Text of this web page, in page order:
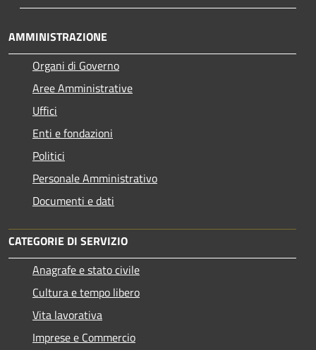
AMMINISTRAZIONE
Organi di Governo
Aree Amministrative
Uffici
Enti e fondazioni
Politici
Personale Amministrativo
Documenti e dati
CATEGORIE DI SERVIZIO
Anagrafe e stato civile
Cultura e tempo libero
Vita lavorativa
Imprese e Commercio